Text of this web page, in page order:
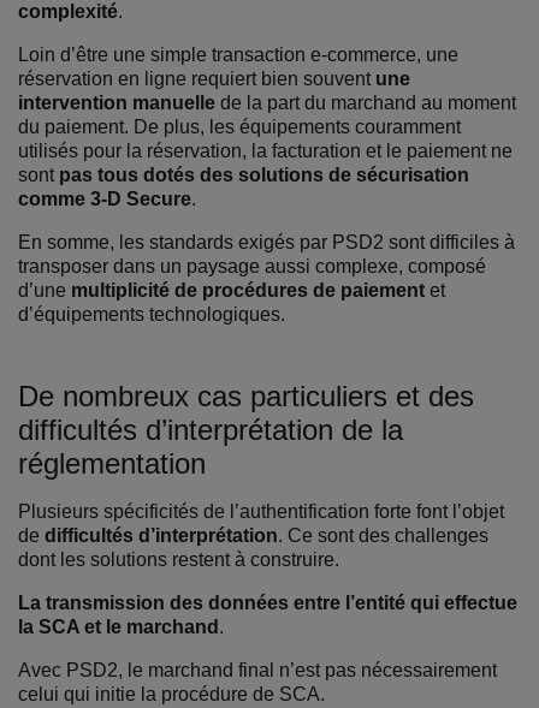
complexité.
Loin d’être une simple transaction e-commerce, une
réservation en ligne requiert bien souvent une
intervention manuelle de la part du marchand au moment
du paiement. De plus, les équipements couramment
utilisés pour la réservation, la facturation et le paiement ne
sont pas tous dotés des solutions de sécurisation
comme 3-D Secure.
En somme, les standards exigés par PSD2 sont difficiles à
transposer dans un paysage aussi complexe, composé
d’une multiplicité de procédures de paiement et
d’équipements technologiques.
De nombreux cas particuliers et des
difficultés d’interprétation de la
réglementation
Plusieurs spécificités de l’authentification forte font l’objet
de difficultés d’interprétation. Ce sont des challenges
dont les solutions restent à construire.
La transmission des données entre l’entité qui effectue
la SCA et le marchand .
Avec PSD2, le marchand final n’est pas nécessairement
celui qui initie la procédure de SCA.